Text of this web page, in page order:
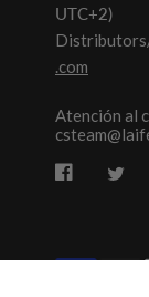
UTC+2)
.com
Atención al